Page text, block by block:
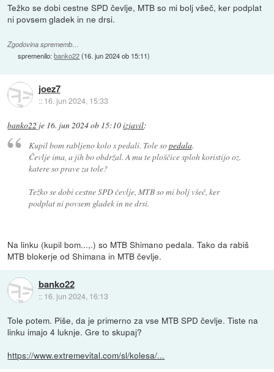
Težko se dobi cestne SPD čevlje, MTB so mi bolj všeč, ker podplat
ni povsem gladek in ne drsi.
Zgodovina sprememb…
spremenilo:banko22(16. jun 2024 ob 15:11)
joez7
:: 16. jun 2024, 15:33
banko22 je 16. jun 2024 ob 15:10izjavil:
Kupil bom rabljeno kolo s pedali. Tole sopedala.
Čevlje ima, a jih bo obdržal. A mu te ploščice sploh koristijo oz.
katere so prave za tole?
Težko se dobi cestne SPD čevlje, MTB so mi bolj všeč, ker
podplat ni povsem gladek in ne drsi.
Na linku (kupil bom...,.) so MTB Shimano pedala. Tako da rabiš
MTB blokerje od Shimana in MTB čevlje.
banko22
:: 16. jun 2024, 16:13
Tole potem. Piše, da je primerno za vse MTB SPD čevlje. Tiste na
linku imajo 4 luknje. Gre to skupaj?
https://www.extremevital.com/sl/kolesa/...